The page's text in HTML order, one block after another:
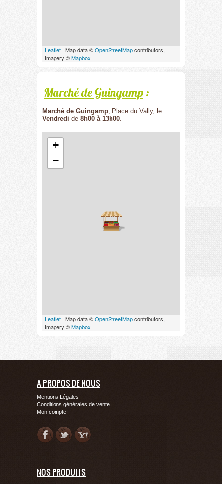
Leaflet | Map data ©OpenStreetMapcontributors,
Imagery ©Mapbox
Marché de Guingamp :
Marché de Guingamp, Place du Vally, le
Vendredi de 8h00 à 13h00.
+
−
Leaflet | Map data ©OpenStreetMapcontributors,
Imagery ©Mapbox
A PROPOS DE NOUS
Mentions Légales
Conditions générales de vente
Mon compte
NOS PRODUITS